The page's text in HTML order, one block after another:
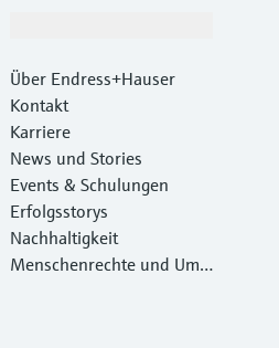
Über Endress+Hauser
Kontakt
Karriere
News und Stories
Events & Schulungen
Erfolgsstorys
Nachhaltigkeit
Menschenrechte und Umw